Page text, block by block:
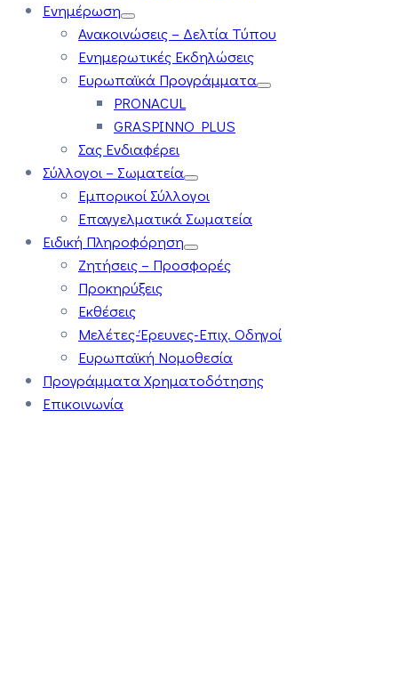
Ενημέρωση
Ανακοινώσεις – Δελτία Τύπου
Ενημερωτικές Εκδηλώσεις
Ευρωπαϊκά Προγράμματα
PRONACUL
GRASPINNO PLUS
Σας Ενδιαφέρει
Σύλλογοι – Σωματεία
Εμπορικοί Σύλλογοι
Επαγγελματικά Σωματεία
Ειδική Πληροφόρηση
Ζητήσεις – Προσφορές
Προκηρύξεις
Εκθέσεις
Μελέτες-Έρευνες-Επιχ. Οδηγοί
Ευρωπαϊκή Νομοθεσία
Προγράμματα Χρηματοδότησης
Επικοινωνία